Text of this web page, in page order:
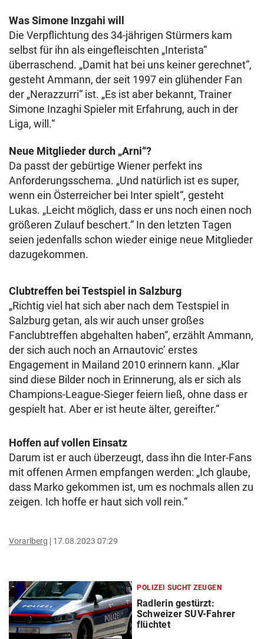
Was Simone Inzgahi will
Die Verpflichtung des 34-jährigen Stürmers kam
selbst für ihn als eingefleischten „Interista“
überraschend. „Damit hat bei uns keiner gerechnet“,
gesteht Ammann, der seit 1997 ein glühender Fan
der „Nerazzurri“ ist. „Es ist aber bekannt, Trainer
Simone Inzaghi Spieler mit Erfahrung, auch in der
Liga, will.“
Neue Mitglieder durch „Arni“?
Da passt der gebürtige Wiener perfekt ins
Anforderungsschema. „Und natürlich ist es super,
wenn ein Österreicher bei Inter spielt“, gesteht
Lukas. „Leicht möglich, dass er uns noch einen noch
größeren Zulauf beschert.“ In den letzten Tagen
seien jedenfalls schon wieder einige neue Mitglieder
dazugekommen.
Clubtreffen bei Testspiel in Salzburg
„Richtig viel hat sich aber nach dem Testspiel in
Salzburg getan, als wir auch unser großes
Fanclubtreffen abgehalten haben“, erzählt Ammann,
der sich auch noch an Arnautovic’ erstes
Engagement in Mailand 2010 erinnern kann. „Klar
sind diese Bilder noch in Erinnerung, als er sich als
Champions-League-Sieger feiern ließ, ohne dass er
gespielt hat. Aber er ist heute älter, gereifter.“
Hoffen auf vollen Einsatz
Darum ist er auch überzeugt, dass ihn die Inter-Fans
mit offenen Armen empfangen werden: „Ich glaube,
dass Marko gekommen ist, um es nochmals allen zu
zeigen. Ich hoffe er haut sich voll rein.“
Vorarlberg 17.08.2023 07:29
POLIZEI SUCHT ZEUGEN
Radlerin gestürzt:
Schweizer SUV-Fahrer
flüchtet